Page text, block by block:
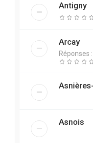
Antigny
Arcay
Réponses :
Asnois